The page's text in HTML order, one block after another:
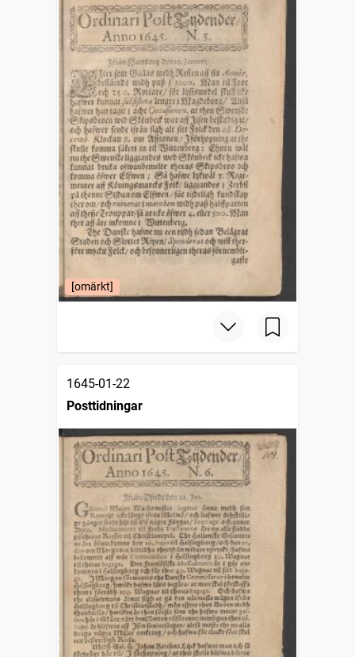
[omärkt]
1645-01-22
Posttidningar